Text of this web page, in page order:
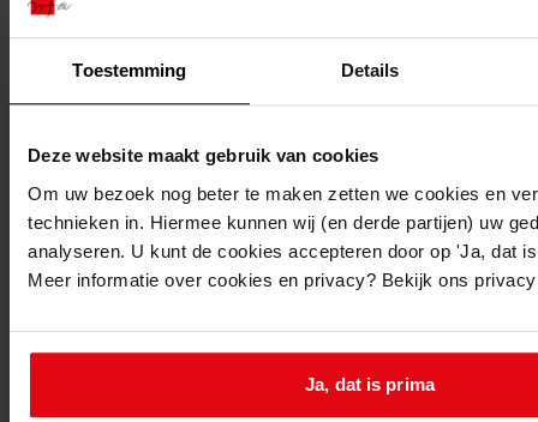
Toestemming Details
Deze website maakt gebruik van cookies
Om uw bezoek nog beter te maken zetten we cookies en
technieken in. Hiermee kunnen wij (en derde partijen) uw
analyseren. U kunt de cookies accepteren door op 'Ja, dat
Meer informatie over cookies en privacy? Bekijk ons
Ja, dat is prima
Printen
Inventaris
Datering: